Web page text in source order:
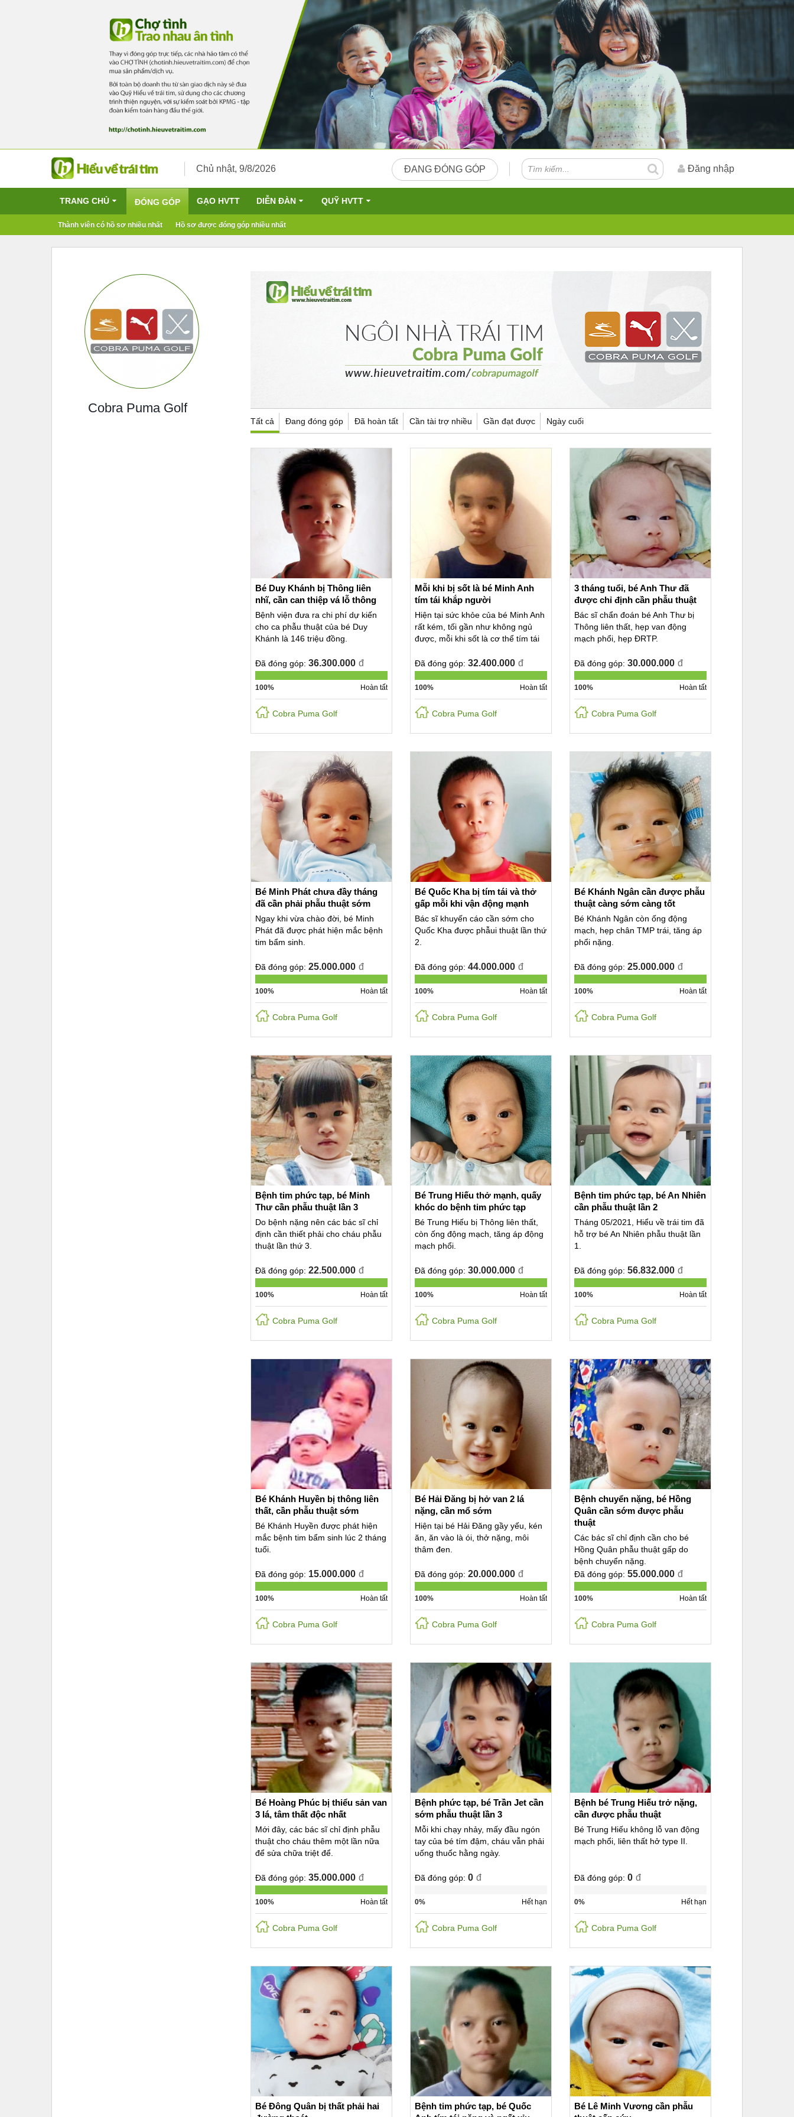
Chủ nhật, 9/8/2026 ĐANG ĐÓNG GÓP Đăng nhập
TRANG CHỦ ĐÓNG GÓP
Thành viên có hồ sơ nhiều nhất Hồ sơ được đóng góp nhiều nhất
GẠO HVTT DIỄN ĐÀN QUỸ HVTT
Cobra Puma Golf
Tất cả Đang đóng góp Đã hoàn tất Cần tài trợ nhiều Gần đạt được Ngày cuối
Bé Duy Khánh bị Thông liên
nhĩ, cần can thiệp vá lỗ thông
Bệnh viện đưa ra chi phí dự kiến
cho ca phẫu thuật của bé Duy
Khánh là 146 triệu đồng.
Đã đóng góp: 36.300.000 đ
100% Hoàn tất
Cobra Puma Golf
Mỗi khi bị sốt là bé Minh Anh
tím tái khắp người
Hiện tại sức khỏe của bé Minh Anh
rất kém, tối gần như không ngủ
được, mỗi khi sốt là cơ thể tím tái
Đã đóng góp: 32.400.000 đ
100% Hoàn tất
Cobra Puma Golf
3 tháng tuổi, bé Anh Thư đã
được chỉ định cần phẫu thuật
Bác sĩ chẩn đoán bé Anh Thư bị
Thông liên thất, hẹp van động
mạch phổi, hẹp ĐRTP.
Đã đóng góp: 30.000.000 đ
100% Hoàn tất
Cobra Puma Golf
Bé Minh Phát chưa đầy tháng
đã cần phải phẫu thuật sớm
Ngay khi vừa chào đời, bé Minh
Phát đã được phát hiện mắc bệnh
tim bẩm sinh.
Đã đóng góp: 25.000.000 đ
100% Hoàn tất
Cobra Puma Golf
Bé Quốc Kha bị tím tái và thở
gấp mỗi khi vận động mạnh
Bác sĩ khuyến cáo cần sớm cho
Quốc Kha được phẫui thuật lần thứ
2.
Đã đóng góp: 44.000.000 đ
100% Hoàn tất
Cobra Puma Golf
Bé Khánh Ngân cần được phẫu
thuật càng sớm càng tốt
Bé Khánh Ngân còn ống động
mạch, hẹp chân TMP trái, tăng áp
phổi nặng.
Đã đóng góp: 25.000.000 đ
100% Hoàn tất
Cobra Puma Golf
Bệnh tim phức tạp, bé Minh
Thư cần phẫu thuật lần 3
Do bệnh nặng nên các bác sĩ chỉ
định cần thiết phải cho cháu phẫu
thuật lần thứ 3.
Đã đóng góp: 22.500.000 đ
100% Hoàn tất
Cobra Puma Golf
Bé Trung Hiếu thở mạnh, quấy
khóc do bệnh tim phức tạp
Bé Trung Hiếu bị Thông liên thất,
còn ống động mạch, tăng áp động
mạch phổi.
Đã đóng góp: 30.000.000 đ
100% Hoàn tất
Cobra Puma Golf
Bệnh tim phức tạp, bé An Nhiên
cần phẫu thuật lần 2
Tháng 05/2021, Hiểu về trái tim đã
hỗ trợ bé An Nhiên phẫu thuật lần
1.
Đã đóng góp: 56.832.000 đ
100% Hoàn tất
Cobra Puma Golf
Bé Khánh Huyền bị thông liên
thất, cần phẫu thuật sớm
Bé Khánh Huyền được phát hiện
mắc bệnh tim bẩm sinh lúc 2 tháng
tuổi.
Đã đóng góp: 15.000.000 đ
100% Hoàn tất
Cobra Puma Golf
Bé Hải Đăng bị hở van 2 lá
nặng, cần mổ sớm
Hiện tại bé Hải Đăng gầy yếu, kén
ăn, ăn vào là ói, thở nặng, môi
thâm đen.
Đã đóng góp: 20.000.000 đ
100% Hoàn tất
Cobra Puma Golf
Bệnh chuyển nặng, bé Hồng
Quân cần sớm được phẫu
thuật
Các bác sĩ chỉ định cần cho bé
Hồng Quân phẫu thuật gấp do
bệnh chuyển nặng.
Đã đóng góp: 55.000.000 đ
100% Hoàn tất
Cobra Puma Golf
Bé Hoàng Phúc bị thiểu sản van
3 lá, tâm thất độc nhất
Mới đây, các bác sĩ chỉ định phẫu
thuật cho cháu thêm một lần nữa
để sửa chữa triệt để.
Đã đóng góp: 35.000.000 đ
100% Hoàn tất
Cobra Puma Golf
Bệnh phức tạp, bé Trần Jet cần
sớm phẫu thuật lần 3
Mỗi khi chạy nhảy, mấy đầu ngón
tay của bé tím đậm, cháu vẫn phải
uống thuốc hằng ngày.
Đã đóng góp: 0 đ
0% Hết hạn
Cobra Puma Golf
Bệnh bé Trung Hiếu trở nặng,
cần được phẫu thuật
Bé Trung Hiếu không lỗ van động
mạch phổi, liên thất hở type II.
Đã đóng góp: 0 đ
0% Hết hạn
Cobra Puma Golf
Bé Đông Quân bị thất phải hai
Bệnh tim phức tạp, bé Quốc
Bé Lê Minh Vương cần phẫu